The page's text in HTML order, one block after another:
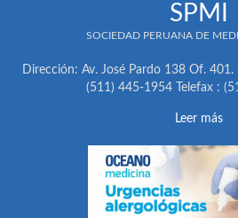
SPMI
SOCIEDAD PERUANA DE
Dirección: Av. José Pardo 138 Of.
(511) 445-1954 Telefax :
Leer más